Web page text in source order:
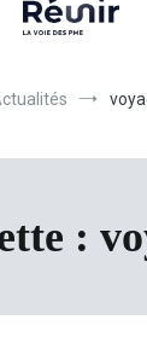
|
de
: